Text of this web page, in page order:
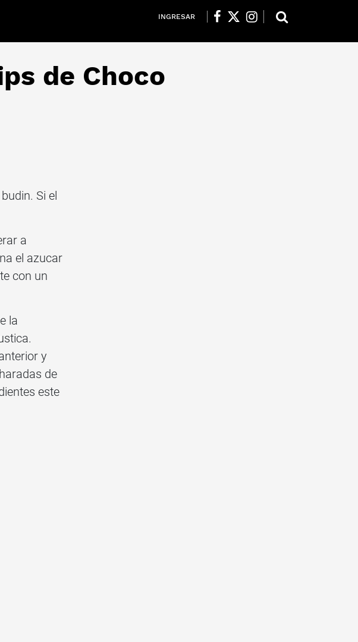
INGRESAR
de Choco
Si el
a
el azucar
con un
la
y
de
este